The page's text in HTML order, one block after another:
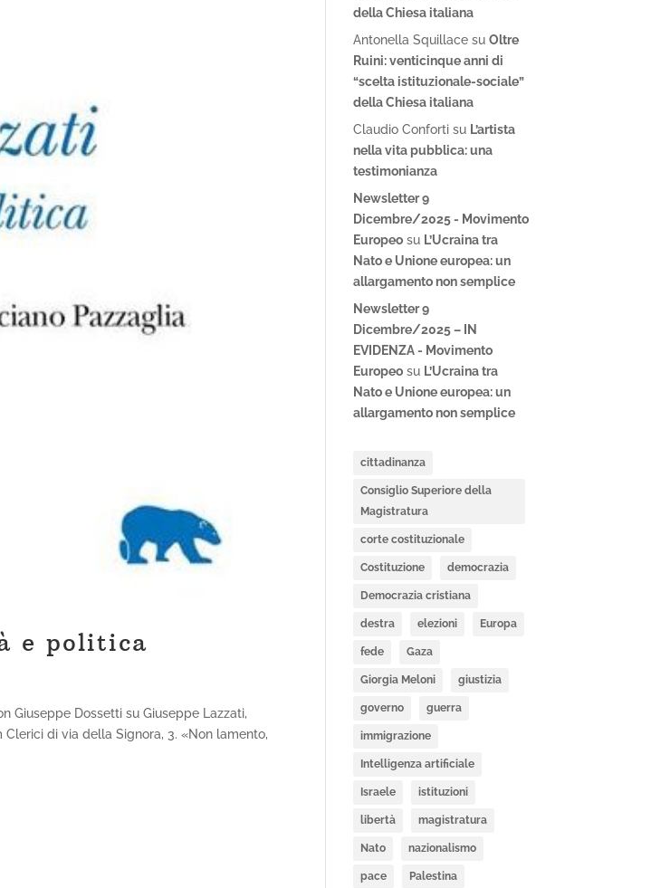
e politica
Giuseppe Dossetti su Giuseppe Lazzati,
di via della Signora, 3. «Non lamento,
della Chiesa italiana
Antonella Squillace suOltre
Ruini: venticinque anni di
“scelta istituzionale-sociale”
della Chiesa italiana
Claudio Conforti su L’artista
nella vita pubblica: una
testimonianza
Newsletter 9
Dicembre/2025 - Movimento
Europeo su L’Ucraina tra
Nato e Unione europea: un
allargamento non semplice
Newsletter 9
Dicembre/2025 – IN
EVIDENZA - Movimento
Europeo su L’Ucraina tra
Nato e Unione europea: un
allargamento non semplice
cittadinanza
Consiglio Superiore della
Magistratura
corte costituzionale
Costituzione democrazia
Democrazia cristiana
destra elezioni Europa
fede Gaza
Giorgia Meloni giustizia
governo guerra
immigrazione
Intelligenza artificiale
Israele istituzioni
libertà magistratura
Nato nazionalismo
pace Palestina